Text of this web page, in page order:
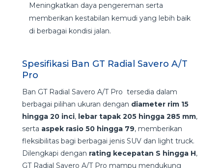
Meningkatkan daya pengereman serta
memberikan kestabilan kemudi yang lebih baik
di berbagai kondisi jalan.
Spesifikasi Ban GT Radial Savero A/T
Pro
Ban GT Radial Savero A/T Pro tersedia dalam
berbagai pilihan ukuran dengan diameter rim 15
hingga 20 inci, lebar tapak 205 hingga 285 mm,
serta aspek rasio 50 hingga 79, memberikan
fleksibilitas bagi berbagai jenis SUV dan light truck.
Dilengkapi dengan rating kecepatan S hingga H,
GT Radial Savero A/T Pro mampu mendukung